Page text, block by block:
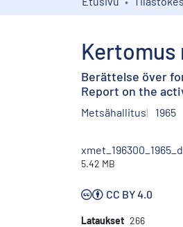
Kertomus
Berättelse över
Report on the
Metsähallitus 1965
5.42 MB
CC BY 4.0
Lataukset 266